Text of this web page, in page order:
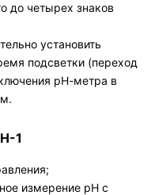
до четырех знаков
установить
подсветки (переход
рН-метра в
1
измерение рН с